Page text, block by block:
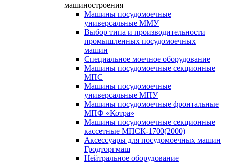
машиностроения
Машины посудомоечные
универсальные ММУ
Выбор типа и производительности
промышленных посудомоечных
машин
Специальное моечное оборудование
Машины посудомоечные секционные
МПС
Машины посудомоечные
универсальные МПУ
Машины посудомоечные фронтальные
МПФ «Котра»
Машины посудомоечные секционные
кассетные МПСК-1700(2000)
Аксессуары для посудомоечных машин
Гродторгмаш
Нейтральное оборудование